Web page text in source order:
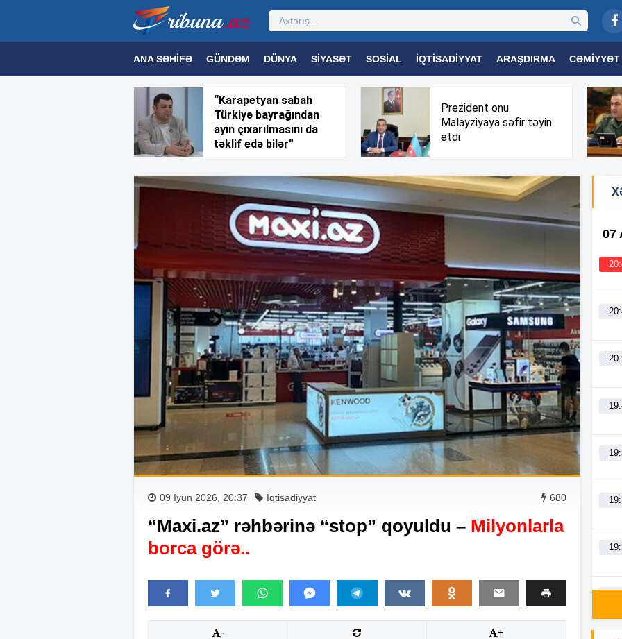
ANA SƏHIFƏ GÜNDƏM DÜNYA SIYASƏT SOSIAL İQTISADIYYAT ARAŞDIRMA CƏMIYYƏT
MƏDƏNIYYƏT MAQAZIN TEXNOLOGIYA TƏHSIL TRIBUNA TV
“Karapetyan sabah
Türkiyə bayrağından
ayın çıxarılmasını da
təklif edə bilər”
Prezident onu
Malayziyaya səfir təyin
etdi
09 İyun 2026, 20:37 İqtisadiyyat 680
“Maxi.az” rəhbərinə “stop” qoyuldu – Milyonlarla
borca görə..
- +
07